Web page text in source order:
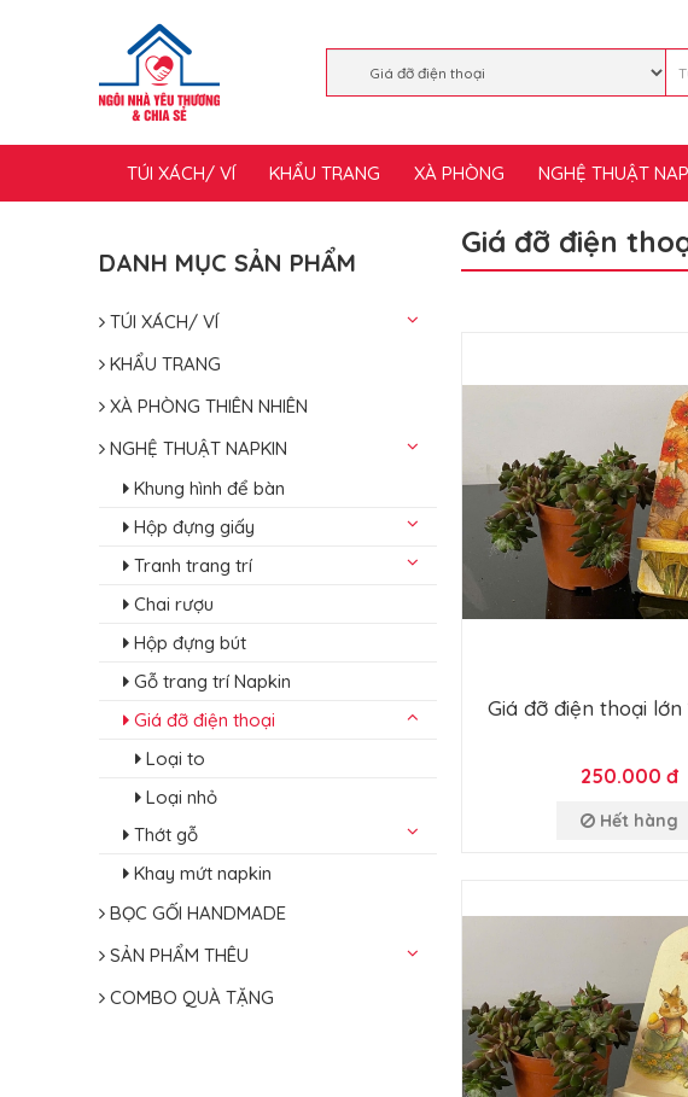
TÚI XÁCH/ VÍ KHẨU TRANG XÀ PHÒNG NGHỆ THUẬT
Giá đỡ điện
Giá đỡ điện thoại lớn
250.000 đ
Hết hàng
DANH MỤC SẢN PHẨM
TÚI XÁCH/ VÍ
KHẨU TRANG
XÀ PHÒNG THIÊN NHIÊN
NGHỆ THUẬT NAPKIN
Khung hình để bàn
Hộp đựng giấy
Tranh trang trí
Chai rượu
Hộp đựng bút
Gỗ trang trí Napkin
Giá đỡ điện thoại
Loại to
Loại nhỏ
Thớt gỗ
Khay mứt napkin
BỌC GỐI HANDMADE
SẢN PHẨM THÊU
COMBO QUÀ TẶNG